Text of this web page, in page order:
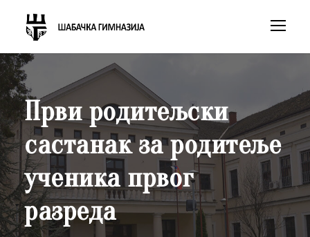
Први родитељски
састанак за родитеље
ученика првог
разреда